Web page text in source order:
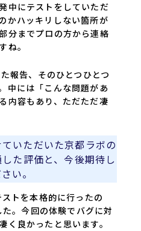
中にテストをしていただ
かハッキリしない箇所が
分までプロの方から連絡
ね。
報告、そのひとつひとつ
中には「こんな問題があ
内容もあり、ただただ凄
いただいた京都ラボの
た評価と、今後期待し
い。
トを本格的に行ったの
。今回の体験でバグに対
く良かったと思います。